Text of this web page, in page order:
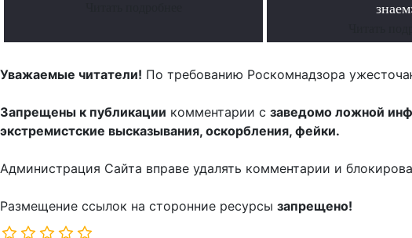
Уважаемые читатели! По требованию Роскомнадзора
Запрещены к публикации комментарии с заведомо ложной
экстремистские высказывания, оскорбления, фейки.
Администрация Сайта вправе удалять комментарии и
Размещение ссылок на сторонние ресурсы запрещено!